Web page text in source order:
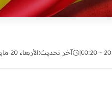
| آخر تحديث:الأربعاء 20 مايو 2026 - 11:44